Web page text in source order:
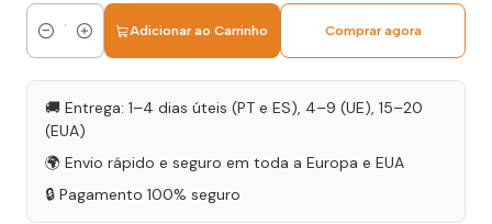
Quantidade
Adicionar ao Carrinho Comprar agora
🚚 Entrega: 1–4 dias úteis (PT e ES), 4–9 (UE), 15–20
(EUA)
🌍 Envio rápido e seguro em toda a Europa e EUA
🔒 Pagamento 100% seguro